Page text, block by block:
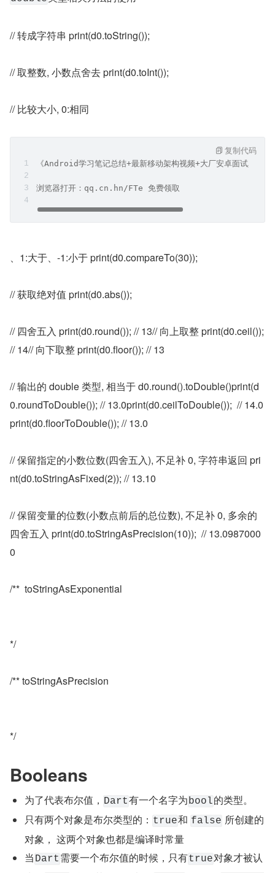
// 转成字符串 print(d0.toString());
// 取整数, 小数点舍去 print(d0.toInt());
// 比较大小, 0:相同
《Android学习笔记总结+最新移动架构视频+大厂安卓面试真题+
浏览器打开：qq.cn.hn/FTe 免费领取
复制代码
、1:大于、-1:小于 print(d0.compareTo(30));
// 获取绝对值 print(d0.abs());
// 四舍五入 print(d0.round()); // 13// 向上取整 print(d0.ceil());
// 14// 向下取整 print(d0.floor()); // 13
// 输出的 double 类型, 相当于 d0.round().toDouble()print(d
0.roundToDouble()); // 13.0print(d0.ceilToDouble());  // 14.0
print(d0.floorToDouble()); // 13.0
// 保留指定的小数位数(四舍五入), 不足补 0, 字符串返回 pri
nt(d0.toStringAsFixed(2)); // 13.10
// 保留变量的位数(小数点前后的总位数), 不足补 0, 多余的
四舍五入 print(d0.toStringAsPrecision(10));  // 13.0987000
0
/**  toStringAsExponential
*/
/** toStringAsPrecision
*/
Booleans
为了代表布尔值， Dart有一个名字为bool的类型。
只有两个对象是布尔类型的： true和 false 所创建的
对象， 这两个对象也都是编译时常量
当 Dart 需要一个布尔值的时候，只有true对象才被认